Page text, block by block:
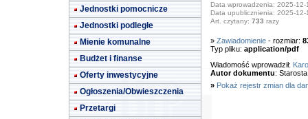
Jednostki pomocnicze
Jednostki podległe
Mienie komunalne
Budżet i finanse
Oferty inwestycyjne
Ogłoszenia/Obwieszczenia
Przetargi
Data wprowadzenia: 2025-12-
Data upublicznienia: 2025-12-
Art. czytany: 733 razy
» Zawiadomienie- rozmiar:
Typ pliku: application/pdf
Wiadomość wprowadził:
Autor dokumentu:
» Pokaż rejestr zmian dla